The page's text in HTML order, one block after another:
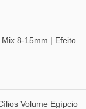
8-15mm | Efeito
Volume Egípcio